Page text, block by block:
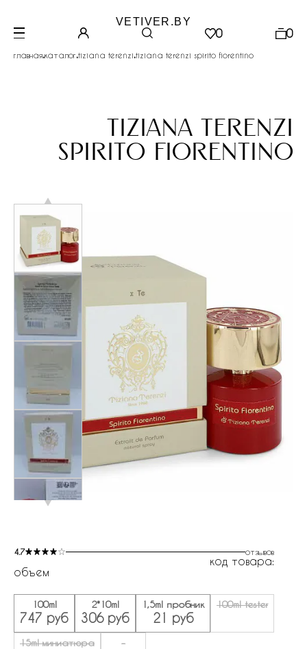
VETIVER.BY
0 0
главная.каталог.tiziana terenzi.tiziana terenzi spirito fiorentino
tiziana terenzi
spirito fiorentino
4.7 отзывов
код товара:
объем
100ml
747 руб
2*10ml
306 руб
1,5ml пробник
21 руб
100ml tester
15ml миниатюра -